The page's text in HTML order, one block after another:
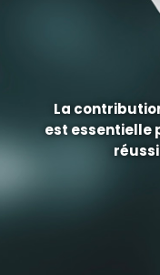
La
est essentielle